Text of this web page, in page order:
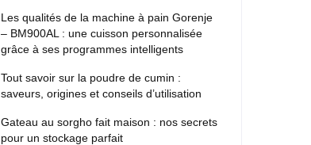
Les qualités de la machine à pain Gorenje
– BM900AL : une cuisson personnalisée
grâce à ses programmes intelligents
Tout savoir sur la poudre de cumin :
saveurs, origines et conseils d’utilisation
Gateau au sorgho fait maison : nos secrets
pour un stockage parfait